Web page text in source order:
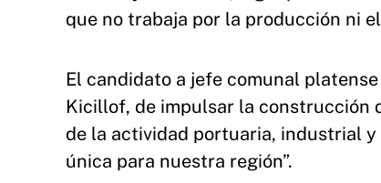
que no trabaja por la producción ni
El candidato a jefe comunal
Kicillof, de impulsar la construcción
de la actividad portuaria, industrial
única para nuestra región”.